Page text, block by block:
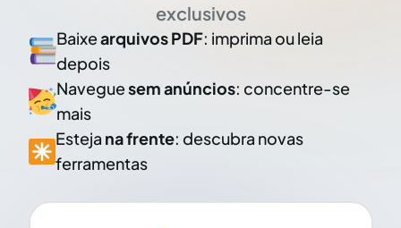
exclusivos
Baixearquivos PDF: imprima ou leia
depois
Naveguesem anúncios: concentre-se
mais
Esteja na frente: descubra novas
ferramentas